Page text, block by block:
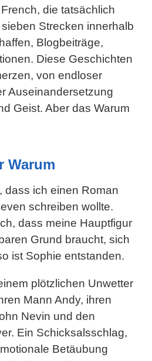
, die tatsächlich
Strecken innerhalb
Blogbeiträge,
Diese Geschichten
von endloser
Auseinandersetzung
Geist. Aber das Warum
Warum
dass ich einen Roman
schreiben wollte.
dass meine Hauptfigur
Grund braucht, sich
ist Sophie entstanden.
plötzlichen Unwetter
Mann Andy, ihren
Nevin und den
Ein Schicksalsschlag,
Betäubung